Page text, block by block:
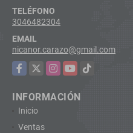
TELÉFONO
3046482304
EMAIL
nicanor.carazo@gmail.com
Facebook
X Instagram
YouTubeTikTok
INFORMACIÓN
Inicio
Ventas